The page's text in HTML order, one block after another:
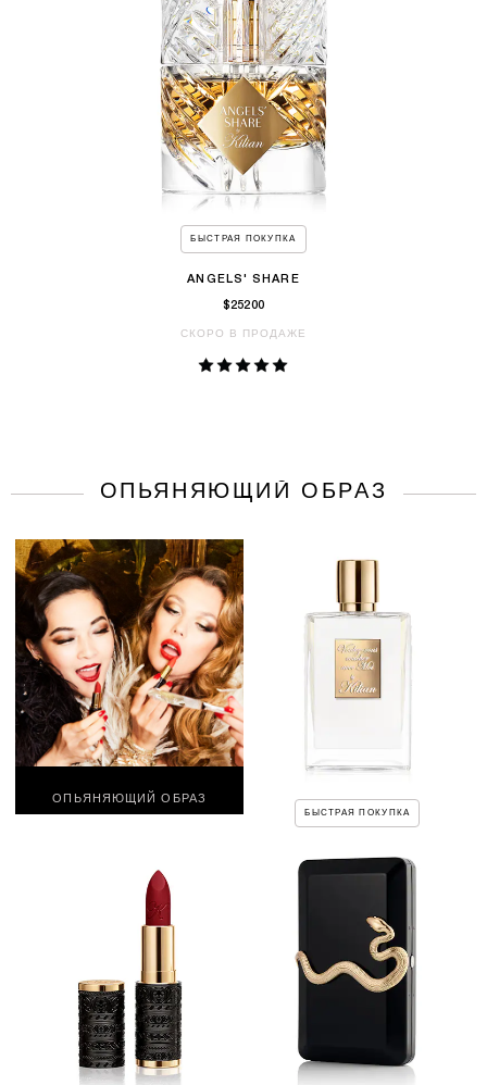
БЫСТРАЯ ПОКУПКА
ANGELS' SHARE
$25200
СКОРО В ПРОДАЖЕ
ОПЬЯНЯЮЩИЙ ОБРАЗ
ОПЬЯНЯЮЩИЙ ОБРАЗ
БЫСТРАЯ ПОКУПКА
VOULEZ-VOUS COUCHER AVEC
СКОРО В ПРОДАЖЕ